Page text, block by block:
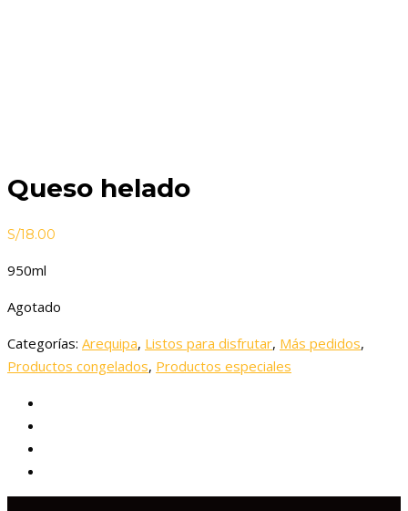
Queso helado
S/18.00
950ml
Agotado
Categorías: Arequipa, Listos para disfrutar, Más pedidos,
Productos congelados, Productos especiales